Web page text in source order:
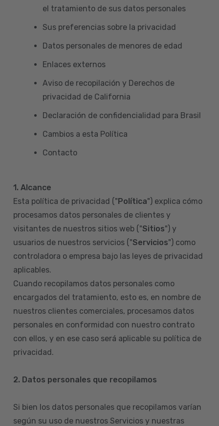
el tratamiento de sus datos personales
Sus preferencias sobre la privacidad
Datos personales de menores de edad
Enlaces externos
Aviso de recopilación y Derechos de
privacidad de California
Declaración de confidencialidad para Brasil
Cambios a esta Política
Contacto
1. Alcance
Esta política de privacidad ("Política") explica cómo
procesamos datos personales de clientes y
visitantes de nuestros sitios web ("Sitios") y
usuarios de nuestros servicios ("Servicios") como
controladora o empresa bajo las leyes de privacidad
aplicables.
Cuando recopilamos datos personales como
encargados del tratamiento, esto es, en nombre de
nuestros clientes comerciales, procesamos datos
personales en conformidad con nuestro contrato
con ellos, y en ese caso será aplicable su política de
privacidad.
2. Datos personales que recopilamos
Si bien los datos personales que recopilamos varían
según su uso de nuestros Servicios y nuestras